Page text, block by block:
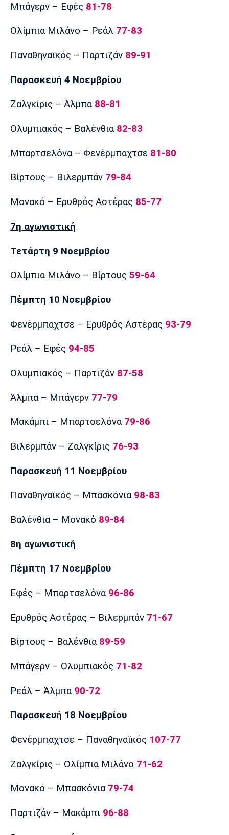
Μπάγερν – Εφές 81-78
Ολίμπια Μιλάνο – Ρεάλ 77-83
Παναθηναϊκός – Παρτιζάν 89-91
Παρασκευή 4 Νοεμβρίου
Ζαλγκίρις – Άλμπα 88-81
Ολυμπιακός – Βαλένθια 82-83
Μπαρτσελόνα – Φενέρμπαχτσε 81-80
Βίρτους – Βιλερμπάν 79-84
Μονακό – Ερυθρός Αστέρας 85-77
7η αγωνιστική
Τετάρτη 9 Νοεμβρίου
Ολίμπια Μιλάνο – Βίρτους 59-64
Πέμπτη 10 Νοεμβρίου
Φενέρμπαχτσε – Ερυθρός Αστέρας 93-79
Ρεάλ – Εφές 94-85
Ολυμπιακός – Παρτιζάν 87-58
Άλμπα – Μπάγερν 77-79
Μακάμπι – Μπαρτσελόνα 79-86
Βιλερμπάν – Ζαλγκίρις 76-93
Παρασκευή 11 Νοεμβρίου
Παναθηναϊκός – Μπασκόνια 98-83
Βαλένθια – Μονακό 89-84
8η αγωνιστική
Πέμπτη 17 Νοεμβρίου
Εφές – Μπαρτσελόνα 96-86
Ερυθρός Αστέρας – Βιλερμπάν 71-67
Βίρτους – Βαλένθια 89-59
Μπάγερν – Ολυμπιακός 71-82
Ρεάλ – Άλμπα 90-72
Παρασκευή 18 Νοεμβρίου
Φενέρμπαχτσε – Παναθηναϊκός 107-77
Ζαλγκίρις – Ολίμπια Μιλάνο 71-62
Μονακό – Μπασκόνια 79-74
Παρτιζάν – Μακάμπι 96-88